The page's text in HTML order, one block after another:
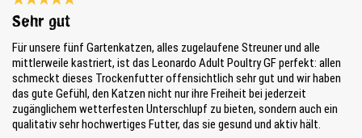
Bewertung mit 5 von 5 Sternen
Sehr gut
Für unsere fünf Gartenkatzen, alles zugelaufene Streuner und alle
mittlerweile kastriert, ist das Leonardo Adult Poultry GF perfekt: allen
schmeckt dieses Trockenfutter offensichtlich sehr gut und wir haben
das gute Gefühl, den Katzen nicht nur ihre Freiheit bei jederzeit
zugänglichem wetterfesten Unterschlupf zu bieten, sondern auch ein
qualitativ sehr hochwertiges Futter, das sie gesund und aktiv hält.